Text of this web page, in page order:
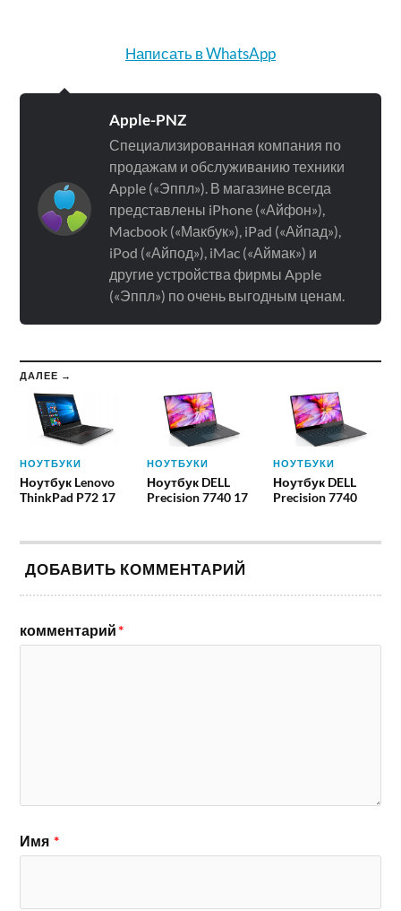
Написать в WhatsApp
Apple-PNZ
Специализированная компания по
продажам и обслуживанию техники
Apple («Эппл»). В магазине всегда
представлены iPhone («Айфон»),
Macbook («Макбук»), iPad («Айпад»),
iPod («Айпод»), iMac («Аймак») и
другие устройства фирмы Apple
(«Эппл») по очень выгодным ценам.
ДАЛЕЕ →
НОУТБУКИ
Ноутбук Lenovo
ThinkPad P72 17
НОУТБУКИ
Ноутбук DELL
Precision 7740 17
НОУТБУКИ
Ноутбук DELL
Precision 7740
ДОБАВИТЬ КОММЕНТАРИЙ
комментарий*
Имя *